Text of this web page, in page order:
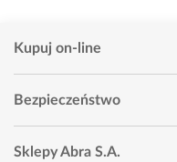
Kupuj on-line
Bezpieczeństwo
Sklepy Abra S.A.